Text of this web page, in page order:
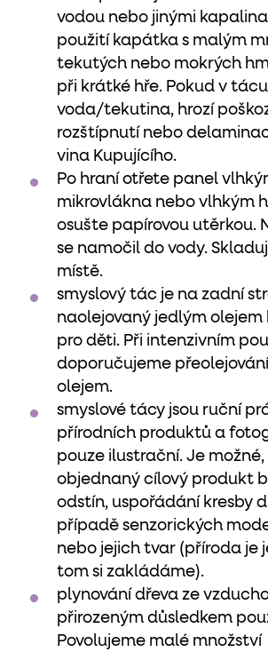
vodou nebo jinými
použití kapátka s malým
tekutých nebo mokrých
při krátké hře. Pokud v
voda/tekutina, hrozí
rozštípnutí nebo
vina Kupujícího.
Po hraní otřete panel
mikrovlákna nebo vlhkým
osušte papírovou utěrkou.
se namočil do vody.
místě.
smyslový tác je na zadní
naolejovaný jedlým
pro děti. Při intenzivním
doporučujeme
olejem.
smyslové tácy jsou ruční
přírodních produktů a
pouze ilustrační. Je možné,
objednaný cílový produkt
odstín, uspořádání kresby
případě senzorických
nebo jejich tvar (příroda je
tom si zakládáme).
plynování dřeva ze
přirozeným důsledkem
Povolujeme malé množství